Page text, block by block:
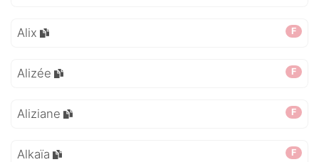
F
Alix
F
Alizée
F
Aliziane
F
Alkaïa